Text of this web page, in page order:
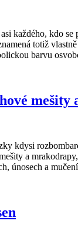
každého, kdo
totiž
barvu
kdysi
a
únosech a